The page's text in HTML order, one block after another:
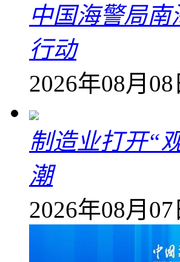
中国海警局
行动
2026年08月
制造业打开“
潮
2026年08月